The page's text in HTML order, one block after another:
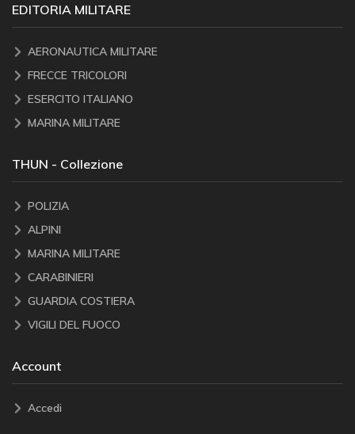
EDITORIA MILITARE
AERONAUTICA MILITARE
FRECCE TRICOLORI
ESERCITO ITALIANO
MARINA MILITARE
THUN - Collezione
POLIZIA
ALPINI
MARINA MILITARE
CARABINIERI
GUARDIA COSTIERA
VIGILI DEL FUOCO
Account
Accedi